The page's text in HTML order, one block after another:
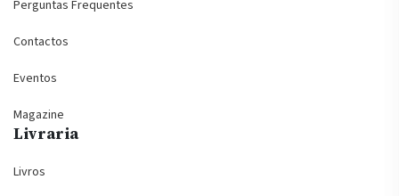
Perguntas Frequentes
Contactos
Eventos
Magazine
Livraria
Livros